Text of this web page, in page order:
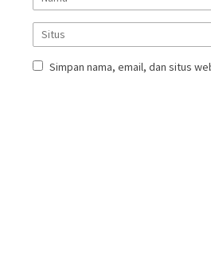
Simpan nama, email, dan situs